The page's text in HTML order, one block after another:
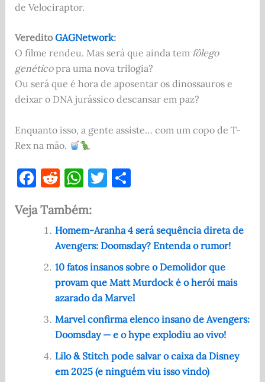
de Velociraptor.
VereditoGAGNetwork:
O filme rendeu. Mas será que ainda tem fôlego
genéticopra uma nova trilogia?
Ou será que é hora de aposentar os dinossauros e
deixar o DNA jurássico descansar em paz?
Enquanto isso, a gente assiste… com um copo de T-
Rex na mão.
F
c
e
o
k
R
d
di
t
W
at
s
A
p
p
T
te
r
S
e
Veja Também:
Homem-Aranha 4 será sequência direta de
Avengers: Doomsday? Entenda o rumor!
10 fatos insanos sobre o Demolidor que
provam que Matt Murdock é o herói mais
azarado da Marvel
Marvel confirma elenco insano de Avengers:
Doomsday — e o hype explodiu ao vivo!
Lilo & Stitch pode salvar o caixa da Disney
em 2025 (e ninguém viu isso vindo)